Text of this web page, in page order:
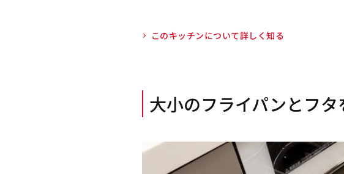
このキッチンについて詳しく知る
大小のフライパンとフ